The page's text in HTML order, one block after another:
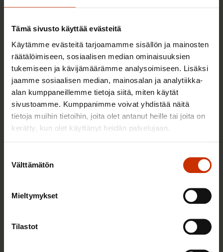
Tämä sivusto käyttää evästeitä
Käytämme evästeitä tarjoamamme sisällön ja mainosten
räätälöimiseen, sosiaalisen median ominaisuuksien
tukemiseen ja kävijämäärämme analysoimiseen. Lisäksi
jaamme sosiaalisen median, mainosalan ja analytiikka-
alan kumppaneillemme tietoja siitä, miten käytät
sivustoamme. Kumppanimme voivat yhdistää näitä
tietoja muihin tietoihin, joita olet antanut heille tai joita on
kerätty, kun olet käyttänyt heidän palvelujaan.
valinta
Välttämätön
Mieltymykset
Tilastot
hyvinvoiva työelämä on yhteinen asia